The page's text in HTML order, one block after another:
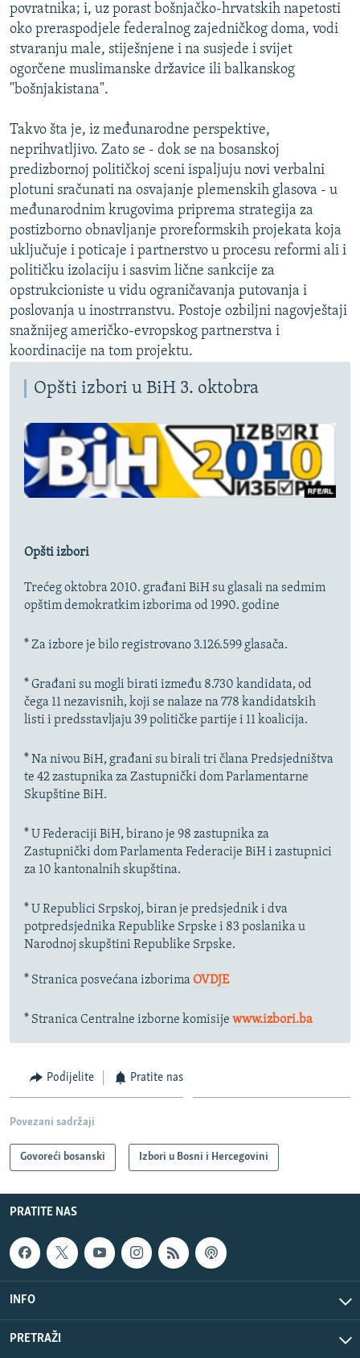
povratnika; i, uz porast bošnjačko-hrvatskih napetosti
oko preraspodjele federalnog zajedničkog doma, vodi
stvaranju male, stiješnjene i na susjede i svijet
ogorčene muslimanske državice ili balkanskog
"bošnjakistana".
Takvo šta je, iz međunarodne perspektive,
neprihvatljivo. Zato se - dok se na bosanskoj
predizbornoj političkoj sceni ispaljuju novi verbalni
plotuni sračunati na osvajanje plemenskih glasova - u
međunarodnim krugovima priprema strategija za
postizborno obnavljanje proreformskih projekata koja
uključuje i poticaje i partnerstvo u procesu reformi ali i
političku izolaciju i sasvim lične sankcije za
opstrukcioniste u vidu ograničavanja putovanja i
poslovanja u inostrranstvu. Postoje ozbiljni nagovještaji
snažnijeg američko-evropskog partnerstva i
koordinacije na tom projektu.
Opšti izbori u BiH 3. oktobra
Opšti izbori
Trećeg oktobra 2010. građani BiH su glasali na sedmim
opštim demokratkim izborima od 1990. godine
* Za izbore je bilo registrovano 3.126.599 glasača.
* Građani su mogli birati između 8.730 kandidata, od
čega 11 nezavisnih, koji se nalaze na 778 kandidatskih
listi i predsstavljaju 39 političke partije i 11 koalicija.
* Na nivou BiH, građani su birali tri člana Predsjedništva
te 42 zastupnika za Zastupnički dom Parlamentarne
Skupštine BiH.
* U Federaciji BiH, birano je 98 zastupnika za
Zastupnički dom Parlamenta Federacije BiH i zastupnici
za 10 kantonalnih skupština.
* U Republici Srpskoj, biran je predsjednik i dva
potpredsjednika Republike Srpske i 83 poslanika u
Narodnoj skupštini Republike Srpske.
* Stranica posvećana izborimaOVDJE
* Stranica Centralne izborne komisije www.izbori.ba
Podijelite Pratite nas
Povezani sadržaji
Govoreći bosanski Izbori u Bosni i Hercegovini
PRATITE NAS
INFO
PRETRAŽI